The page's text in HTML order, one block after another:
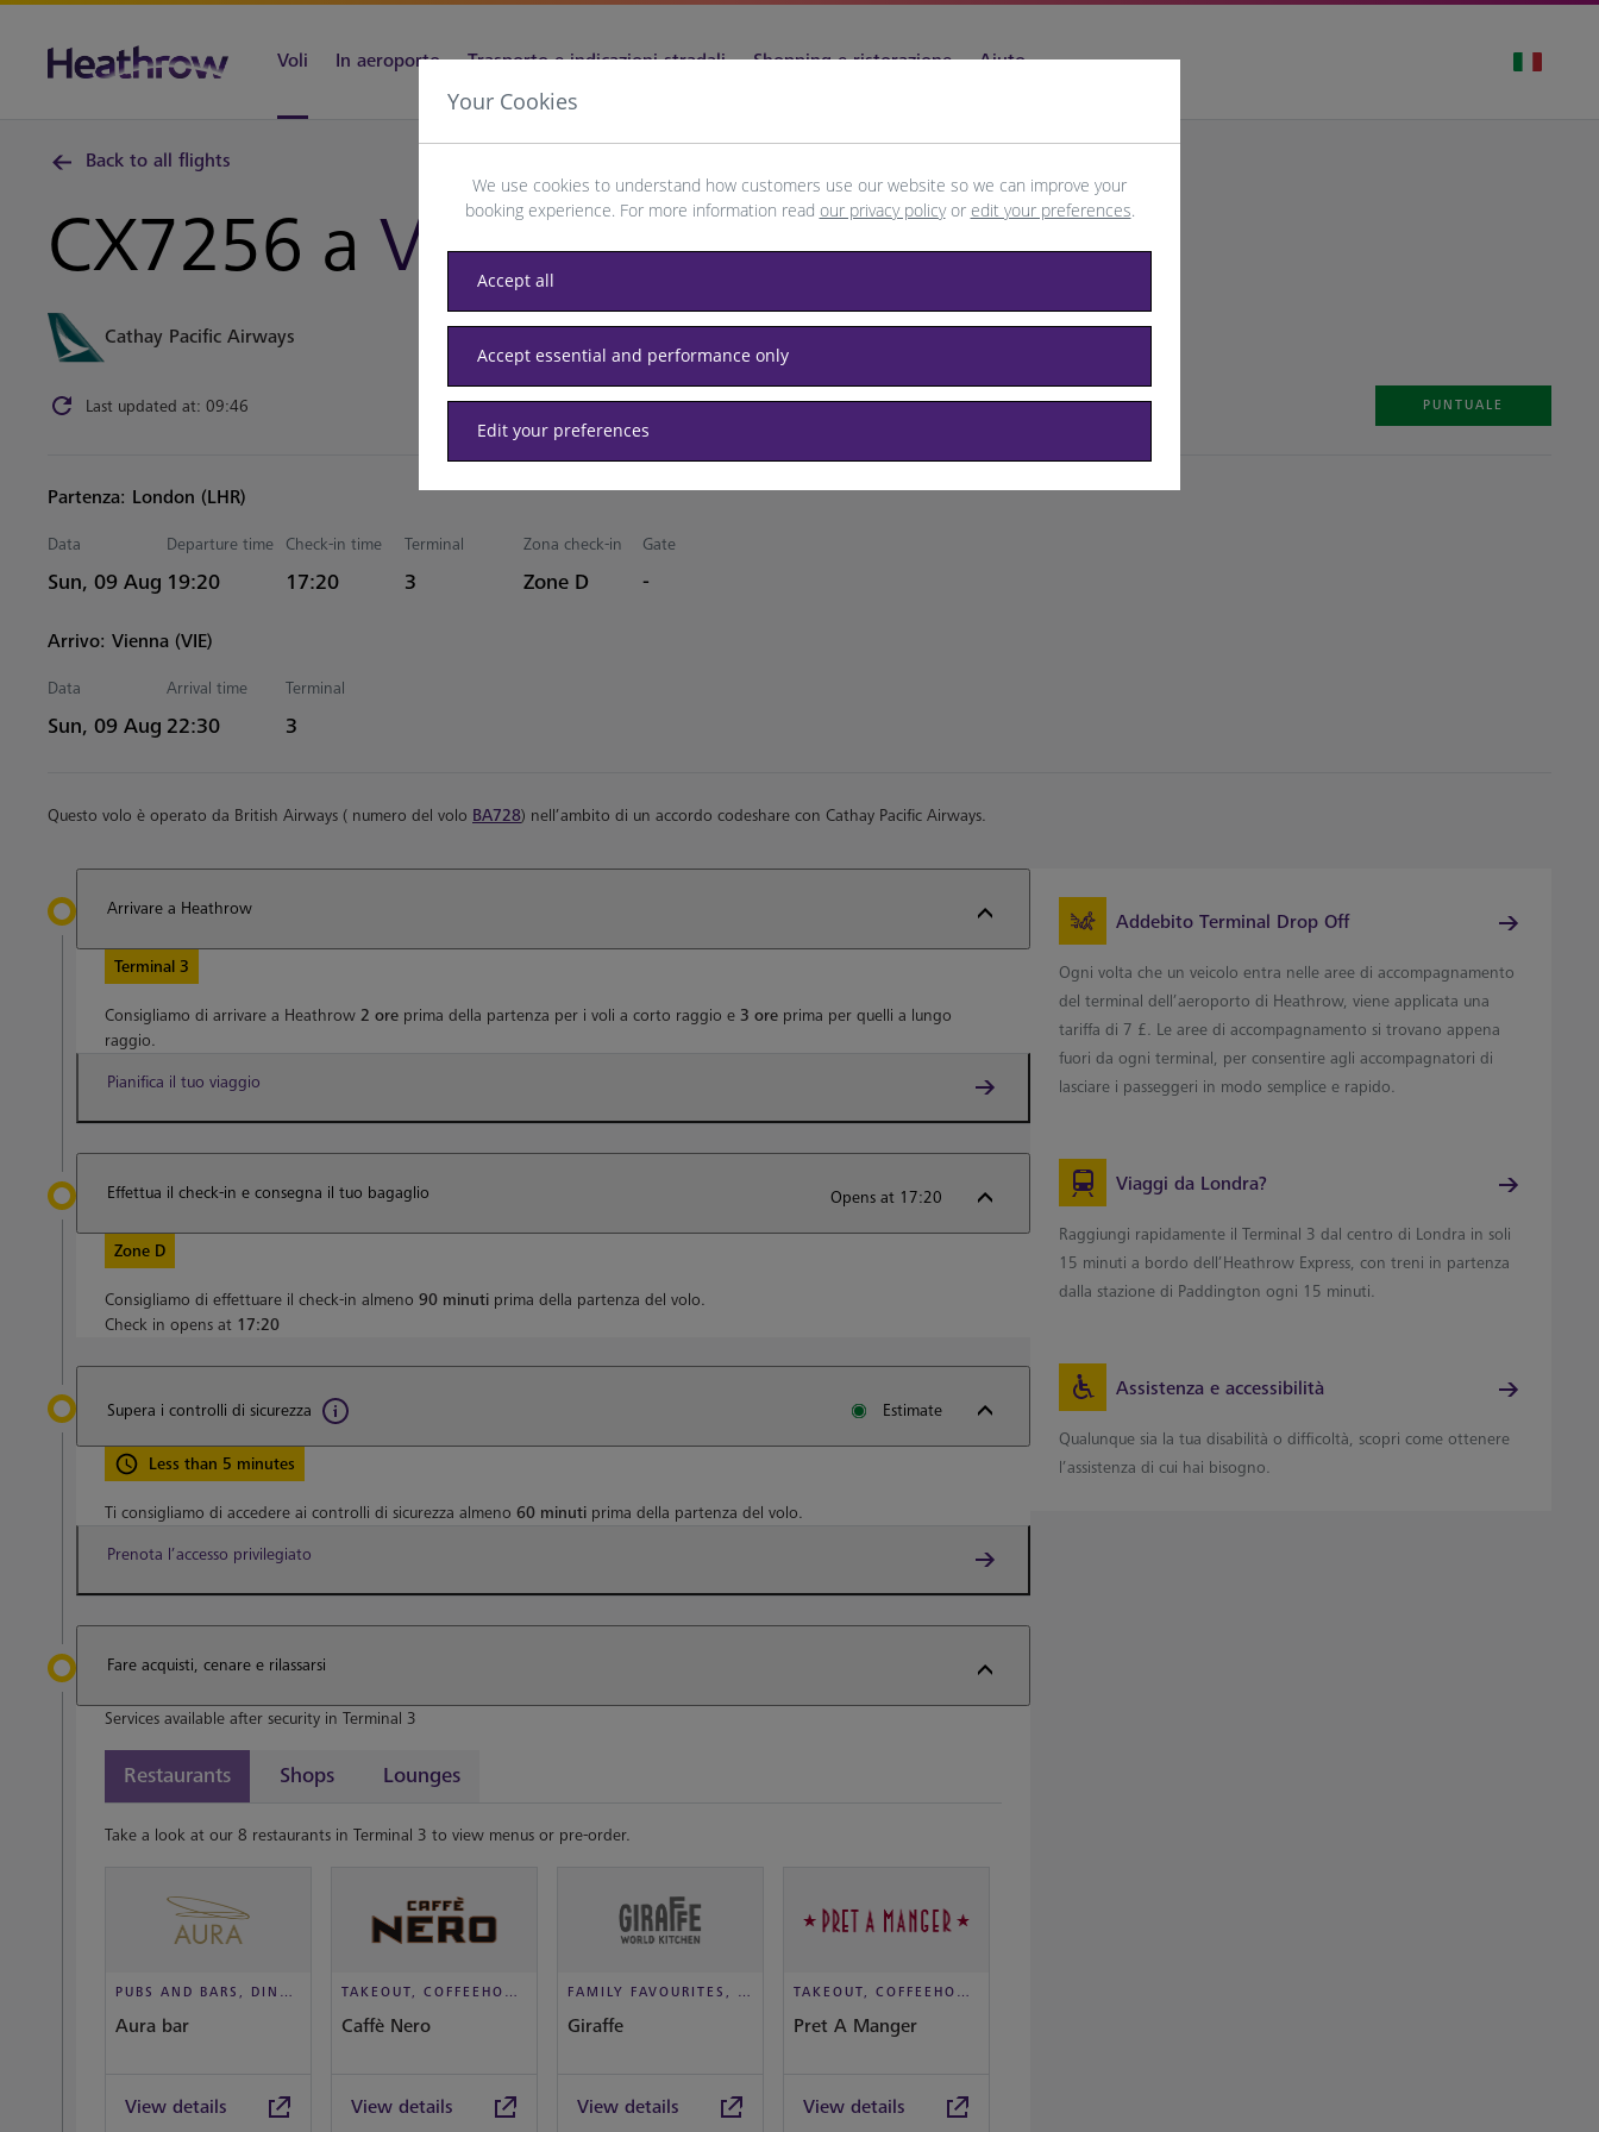
Voli In aeroporto Trasporto e indicazioni stradali Shopping e ristorazione Aiuto
Back to all flights
CX7256 a Vienna
Cathay Pacific Airways
Last updated at: 09:46 PUNTUALE
Partenza: London (LHR)
Data
Sun, 09 Aug
Departure time
Estimated Tempo
19:20
Check-in time
17:20
Terminal
3
Zona check-in
Zone D
Gate
-
Arrivo: Vienna (VIE)
Data
Sun, 09 Aug
Arrival time
Estimated Tempo
22:30
Terminal
3
Questo volo è operato da British Airways ( numero del volo BA728) nell’ambito di un accordo codeshare con Cathay Pacific Airways.
Arrivare a Heathrow
Terminal 3
Consigliamo di arrivare a Heathrow 2 ore prima della partenza per i voli a corto raggio e 3 ore prima per quelli a lungo
raggio.
Pianifica il tuo viaggio
Effettua il check-in e consegna il tuo bagaglio Opens at 17:20
Zone D
Consigliamo di effettuare il check-in almeno 90 minuti prima della partenza del volo.
Check in opens at 17:20
Supera i controlli di sicurezza Estimate
Less than 5 minutes
Ti consigliamo di accedere ai controlli di sicurezza almeno 60 minuti prima della partenza del volo.
Prenota l’accesso privilegiato
Fare acquisti, cenare e rilassarsi
Services available after security in Terminal 3
Restaurants Shops Lounges
Take a look at our 8 restaurants in Terminal 3 to view menus or pre-order.
PUBS AND BARS, DINE IN STYLE
Aura bar
View details
TAKEOUT, COFFEEHOUSE AND CAFÉ
Caffè Nero
View details
FAMILY FAVOURITES, CASUAL DINING
Giraffe
View details
TAKEOUT, COFFEEHOUSE AND CAFÉ
Pret A Manger
View details
Addebito Terminal Drop Off
Ogni volta che un veicolo entra nelle aree di accompagnamento
del terminal dell’aeroporto di Heathrow, viene applicata una
tariffa di 7 £. Le aree di accompagnamento si trovano appena
fuori da ogni terminal, per consentire agli accompagnatori di
lasciare i passeggeri in modo semplice e rapido.
Viaggi da Londra?
Raggiungi rapidamente il Terminal 3 dal centro di Londra in soli
15 minuti a bordo dell’Heathrow Express, con treni in partenza
dalla stazione di Paddington ogni 15 minuti.
Assistenza e accessibilità
Qualunque sia la tua disabilità o difficoltà, scopri come ottenere
l’assistenza di cui hai bisogno.
Your Cookies
We use cookies to understand how customers use our website so we can improve your
booking experience. For more information read our privacy policyor edit your preferences.
Accept all
Accept essential and performance only
Edit your preferences